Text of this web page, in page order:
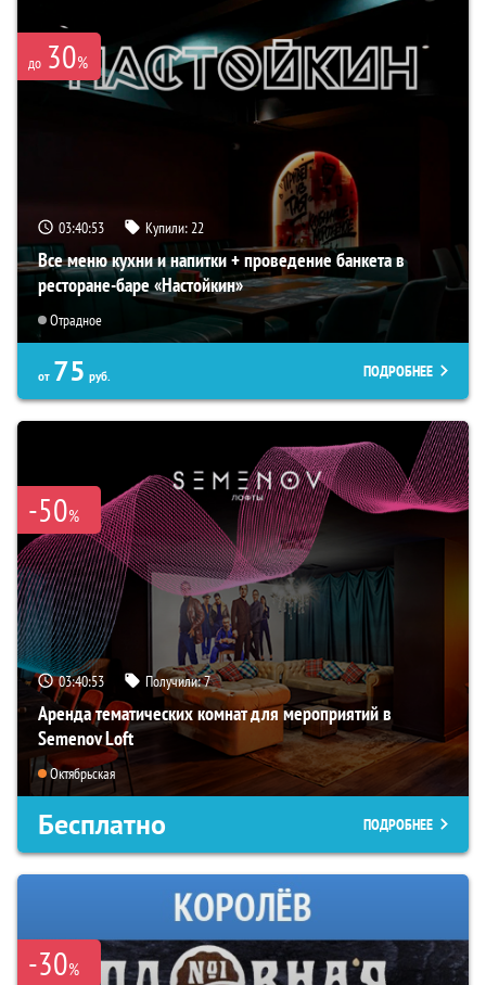
до 30%
03:40:52 Купили:22
Все меню кухни и напитки + проведение банкета в
ресторане-баре «Настойкин»
Отрадное
от 75 руб. ПОДРОБНЕЕ
-50%
03:40:52 Получили:7
Аренда тематических комнат для мероприятий в
Semenov Loft
Октябрьская
Бесплатно ПОДРОБНЕЕ
-30%